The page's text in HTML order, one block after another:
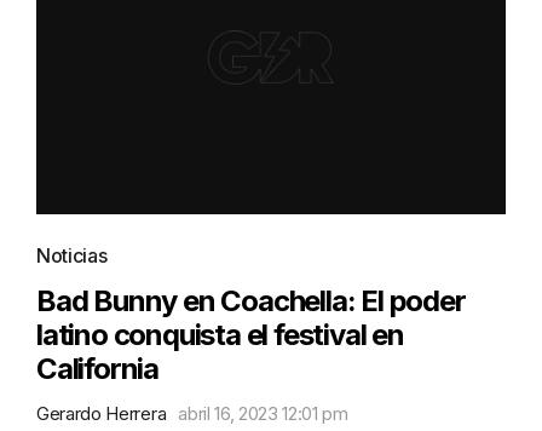
Noticias
Bad Bunny en Coachella: El poder
latino conquista el festival en
California
Gerardo Herrera abril 16, 2023 12:01 pm